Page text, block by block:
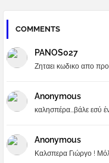
COMMENTS
PANOS027
Ζηταει κωδικο απο
Anonymous
καλησπέρα...βάλε εσύ
Anonymous
Καλσπερα Γιώργο !